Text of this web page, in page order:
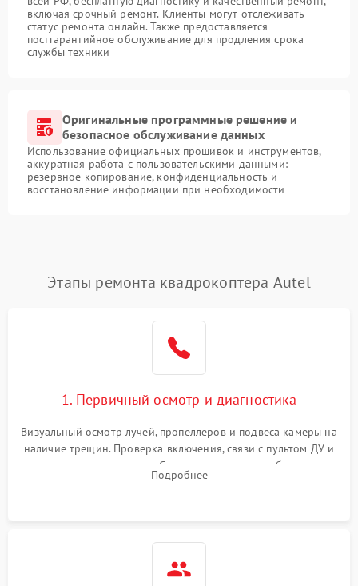
включая срочный ремонт. Клиенты могут отслеживать
статус ремонта онлайн. Также предоставляется
постгарантийное обслуживание для продления срока
службы техники
Оригинальные программные решение и
безопасное обслуживание данных
Использование официальных прошивок и инструментов,
аккуратная работа с пользовательскими данными:
резервное копирование, конфиденциальность и
восстановление информации при необходимости
Этапы ремонта квадрокоптера Autel
1. Первичный осмотр и диагностика
Визуальный осмотр лучей, пропеллеров и подвеса камеры на
наличие трещин. Проверка включения, связи с пультом ДУ и
передачи видеосигнала. Считывание логов ошибок через
полетное ПО для определения характера неисправности.
Подробнее